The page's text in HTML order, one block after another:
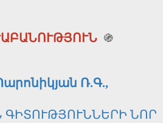
֍
Ռ.Գ.,
ՆՈՐ